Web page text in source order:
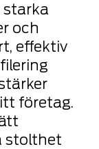
starka
och
effektiv
företag.
stolthet